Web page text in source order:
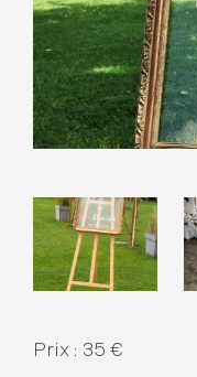
Prix : 35 €